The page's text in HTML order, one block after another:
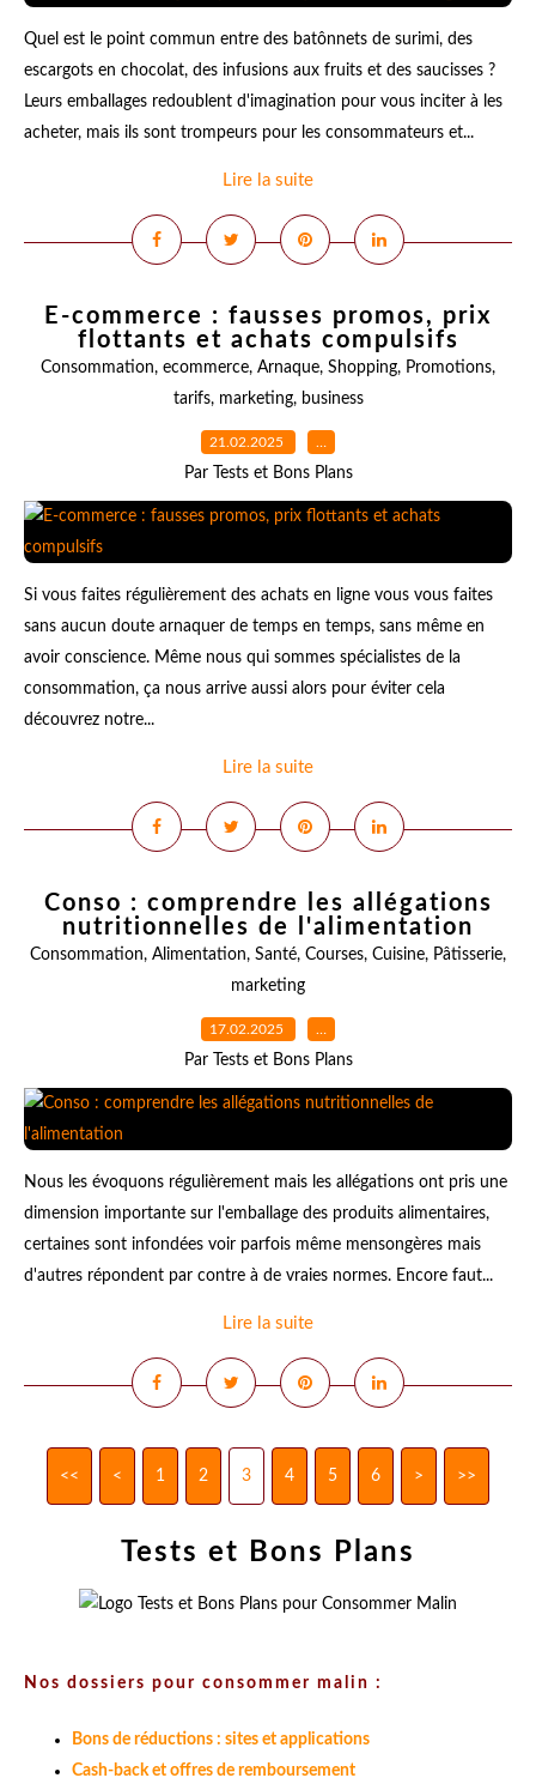
Quel est le point commun entre des batônnets de surimi, des
escargots en chocolat, des infusions aux fruits et des saucisses ?
Leurs emballages redoublent d'imagination pour vous inciter à les
acheter, mais ils sont trompeurs pour les consommateurs et...
Lire la suite
E-commerce : fausses promos, prix
flottants et achats compulsifs
Consommation, ecommerce, Arnaque, Shopping, Promotions,
tarifs, marketing, business
21.02.2025 …
Par Tests et Bons Plans
Si vous faites régulièrement des achats en ligne vous vous faites
sans aucun doute arnaquer de temps en temps, sans même en
avoir conscience. Même nous qui sommes spécialistes de la
consommation, ça nous arrive aussi alors pour éviter cela
découvrez notre...
Lire la suite
Conso : comprendre les allégations
nutritionnelles de l'alimentation
Consommation, Alimentation, Santé, Courses, Cuisine, Pâtisserie,
marketing
17.02.2025 …
Par Tests et Bons Plans
Nous les évoquons régulièrement mais les allégations ont pris une
dimension importante sur l'emballage des produits alimentaires,
certaines sont infondées voir parfois même mensongères mais
d'autres répondent par contre à de vraies normes. Encore faut...
Lire la suite
<< < 1 2 3 4 5 6 > >>
Tests et Bons Plans
Nos dossiers pour consommer malin :
Bons de réductions : sites et applications
Cash-back et offres de remboursement